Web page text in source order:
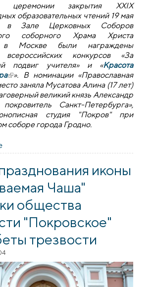
закрытия XXIX
образовательных чтений 19 мая
в Зале Церковных Соборов
соборного Храма Христа
в Москве были награждены
всероссийских конкурсов «За
подвиг учителя» и «Красота
(внешняя ссылка)
». В номинации «Православная
заняла Мусатова Алина (17 лет)
великий князь Александр
Санкт-Петербурга»,
студия "Покров" при
соборе города Гродно.
«Красота Божьего мира» (Москва)
иконописной студии Покровского
собора
иконы
Чаша"
общества
"Покровское"
трезвости